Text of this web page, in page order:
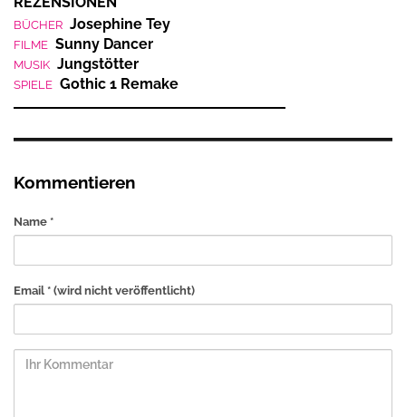
BÜCHER Josephine Tey
FILME Sunny Dancer
MUSIK Jungstötter
SPIELE Gothic 1 Remake
Kommentieren
Name *
Email * (wird nicht veröffentlicht)